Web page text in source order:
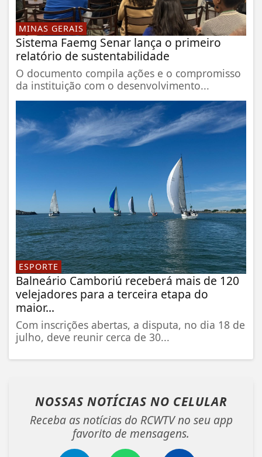
MINAS GERAIS
Sistema Faemg Senar lança o primeiro
relatório de sustentabilidade
O documento compila ações e o compromisso
da instituição com o desenvolvimento...
ESPORTE
Balneário Camboriú receberá mais de 120
velejadores para a terceira etapa do
maior...
Com inscrições abertas, a disputa, no dia 18 de
julho, deve reunir cerca de 30...
NOSSAS NOTÍCIAS NO CELULAR
Receba as notícias do RCWTV no seu app
favorito de mensagens.